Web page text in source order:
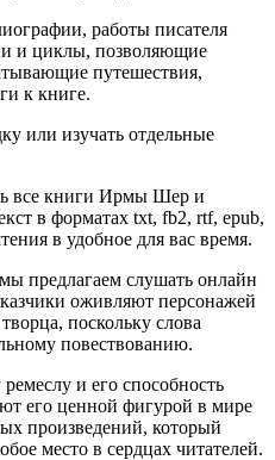
работы писателя
и циклы, позволяющие
путешествия,
к книге.
или изучать отдельные
все книги Ирмы Шер и
в форматах txt, fb2, rtf, epub,
в удобное для вас время.
предлагаем слушать онлайн
оживляют персонажей
поскольку слова
повествованию.
и его способность
его ценной фигурой в мире
произведений, который
место в сердцах читателей.